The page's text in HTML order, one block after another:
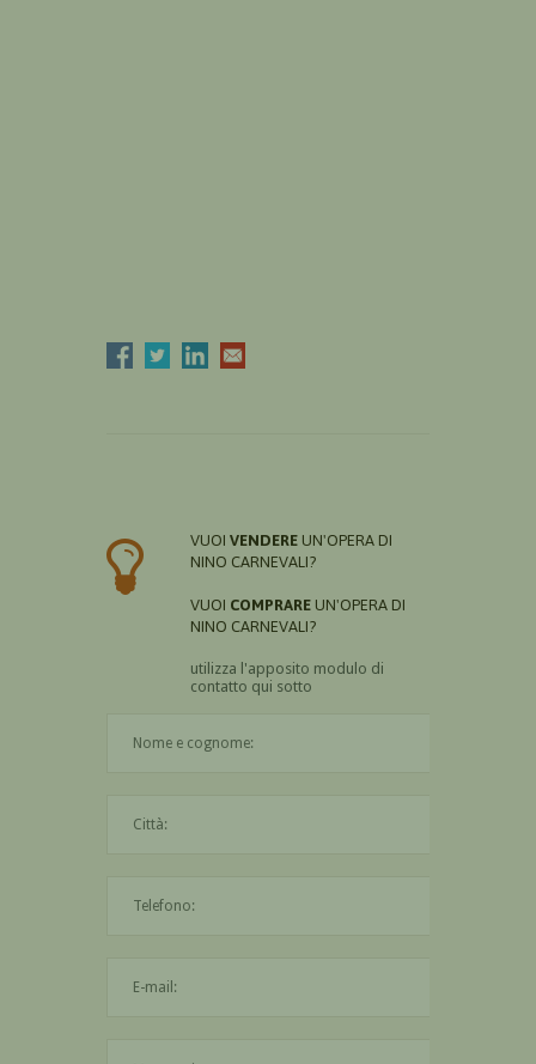
VUOI VENDERE UN'OPERA DI
NINO CARNEVALI?
VUOI COMPRARE UN'OPERA DI
NINO CARNEVALI?
utilizza l'apposito modulo di
contatto qui sotto